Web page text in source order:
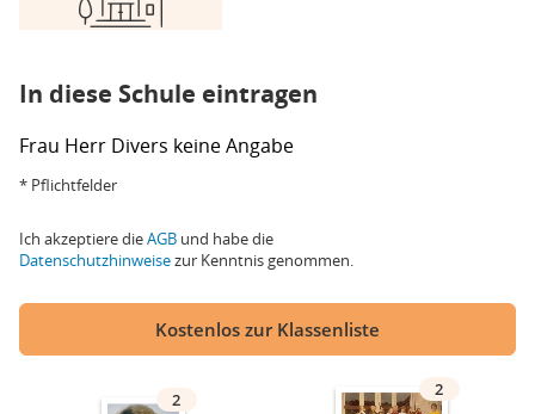
In diese Schule eintragen
Frau Herr Divers keine Angabe
* Pflichtfelder
Ich akzeptiere dieAGB und habe die
Datenschutzhinweisezur Kenntnis genommen.
Kostenlos zur Klassenliste
2 2